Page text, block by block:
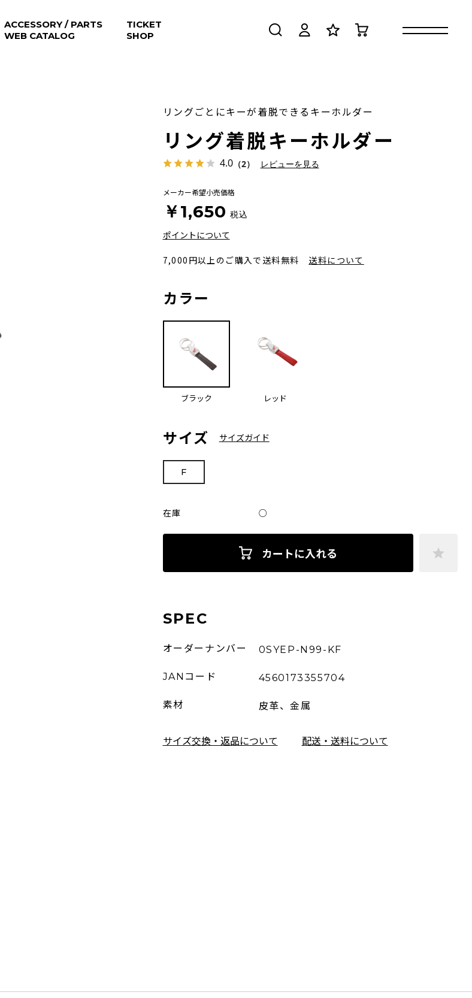
ACCESSORY / PARTS
WEB CATALOG
TICKET
SHOP
検索 ログイン お気に入り
リングごとにキーが着脱できるキーホルダー
リング着脱キーホルダー
4.0（2） レビューを見る
メーカー希望小売価格
￥1,650 税込
ポイントについて
7,000円以上のご購入で送料無料 送料について
カラー
ブラック レッド
サイズ サイズガイド
F
在庫 ○
カートに入れる
SPEC
オーダーナンバー 0SYEP-N99-KF
JANコード 4560173355704
素材 皮革、金属
サイズ交換・返品について 配送・送料について